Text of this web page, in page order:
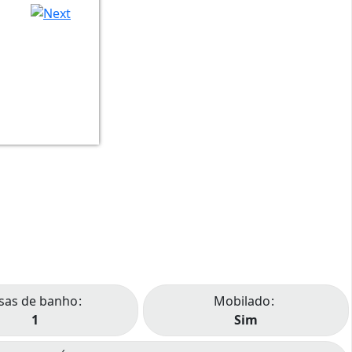
de banho
1
Mobilado
Sim